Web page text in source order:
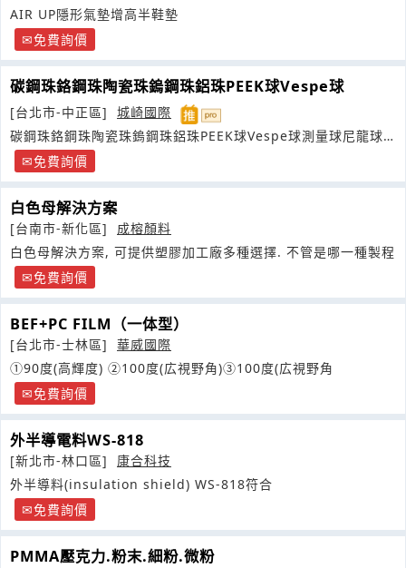
AIR UP隱形氣墊增高半鞋墊
免費詢價
碳鋼珠鉻鋼珠陶瓷珠鎢鋼珠鋁珠PEEK球Vespe球
[台北市-中正區]
城崎國際
碳鋼珠鉻鋼珠陶瓷珠鎢鋼珠鋁珠PEEK球Vespe球測量球尼龍球
得林球聚丙烯錫鉛球
免費詢價
白色母解決方案
[台南市-新化區]
成榕顏料
白色母解決方案, 可提供塑膠加工廠多種選擇. 不管是哪一種製程
免費詢價
BEF+PC FILM（一体型）
[台北市-士林區]
華威國際
①90度(高輝度) ②100度(広視野角)③100度(広視野角
免費詢價
外半導電料WS-818
[新北市-林口區]
康合科技
外半導料(insulation shield) WS-818符合
免費詢價
PMMA壓克力.粉末.細粉.微粉